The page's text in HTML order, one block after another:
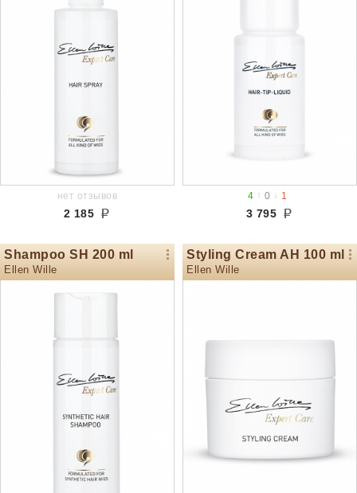
нет отзывов
2 185
4 ↑0 ↓ 1
3 795
Shampoo SH 200 ml
Ellen Wille
Styling Cream AH 100 ml
Ellen Wille